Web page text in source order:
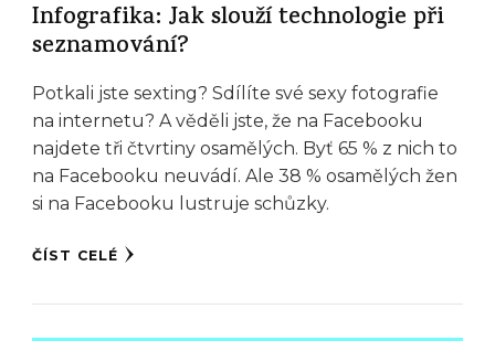
Infografika: Jak slouží technologie při
seznamování?
Potkali jste sexting? Sdílíte své sexy fotografie
na internetu? A věděli jste, že na Facebooku
najdete tři čtvrtiny osamělých. Byť 65 % z nich to
na Facebooku neuvádí. Ale 38 % osamělých žen
si na Facebooku lustruje schůzky.
ČÍST CELÉ